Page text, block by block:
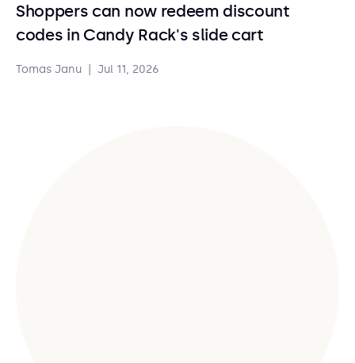
Shoppers can now redeem discount
codes in Candy Rack's slide cart
Tomas Janu Jul 11, 2026